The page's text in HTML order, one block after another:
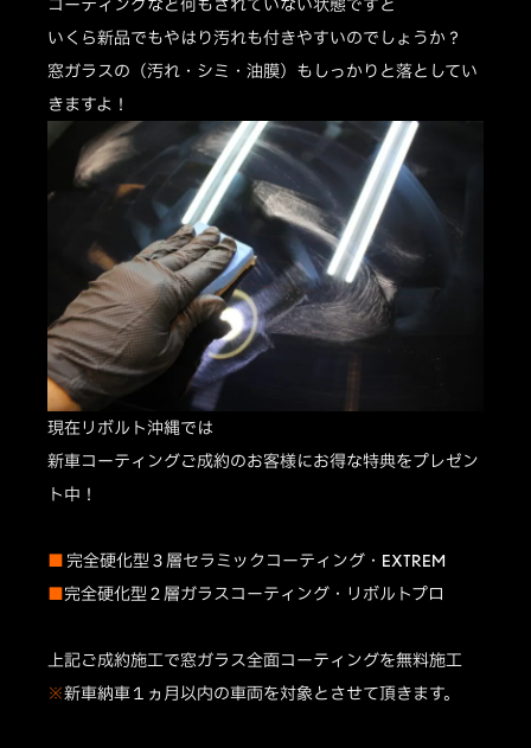
コーティングなど何もされていない状態ですと
いくら新品でもやはり汚れも付きやすいのでしょうか？
窓ガラスの（汚れ・シミ・油膜）もしっかりと落としてい
きますよ！
現在リボルト沖縄では
新車コーティングご成約のお客様にお得な特典をプレゼン
ト中！
■ 完全硬化型３層セラミックコーティング・EXTREM
■完全硬化型２層ガラスコーティング・リボルトプロ
上記ご成約施工で窓ガラス全面コーティングを無料施工
※新車納車１ヵ月以内の車両を対象とさせて頂きます。